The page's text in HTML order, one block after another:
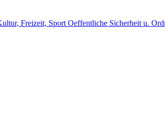
Freizeit, Sport Oeffentliche Sicherheit u.